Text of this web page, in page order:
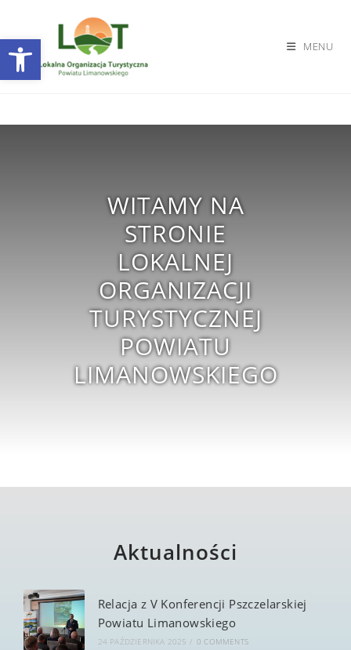
Otwórz pasek narzędzi MENU
WITAMY NA
STRONIE
LOKALNEJ
ORGANIZACJI
TURYSTYCZNEJ
POWIATU
LIMANOWSKIEGO
Aktualności
Relacja z V Konferencji Pszczelarskiej
Powiatu Limanowskiego
24 PAŹDZIERNIKA 2025 / 0 COMMENTS